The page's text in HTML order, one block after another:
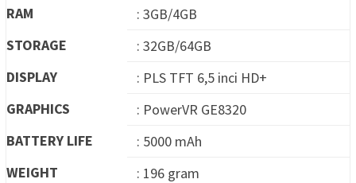
RAM
: 3GB/4GB
STORAGE
: 32GB/64GB
DISPLAY
: PLS TFT 6,5 inci HD+
GRAPHICS
: PowerVR GE8320
BATTERY LIFE
: 5000 mAh
WEIGHT
: 196 gram